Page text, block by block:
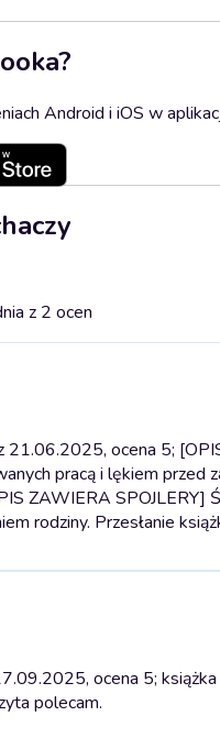
Android i iOS w
z 2 ocen
21.06.2025, ocena 5;
pracą i lękiem przed
ZAWIERA SPOJLERY]
rodziny. Przesłanie
ocena 5;
polecam.